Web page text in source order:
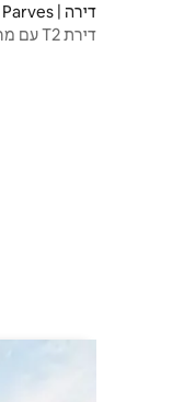
דירה | Parves
דירת T2 עם מרפסת מקורה בין בוז'ה לסבויה